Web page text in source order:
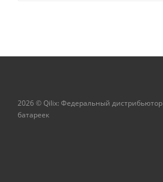
2026 © Qilix: Федеральный дистрибьютор
батареек